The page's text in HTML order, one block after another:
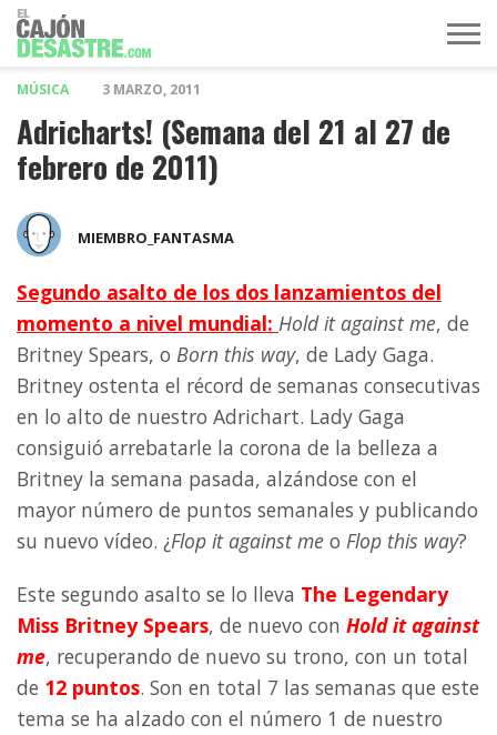
MÚSICA 3 MARZO, 2011
Adricharts! (Semana del 21 al 27 de
febrero de 2011)
MIEMBRO_FANTASMA
Segundo asalto de los dos lanzamientos del
momento a nivel mundial: Hold it against me, de
Britney Spears, o Born this way, de Lady Gaga.
Britney ostenta el récord de semanas consecutivas
en lo alto de nuestro Adrichart. Lady Gaga
consiguió arrebatarle la corona de la belleza a
Britney la semana pasada, alzándose con el
mayor número de puntos semanales y publicando
su nuevo vídeo. ¿Flop it against me o Flop this way?
Este segundo asalto se lo lleva The Legendary
Miss Britney Spears, de nuevo con Hold it against
me, recuperando de nuevo su trono, con un total
de 12 puntos. Son en total 7 las semanas que este
tema se ha alzado con el número 1 de nuestro